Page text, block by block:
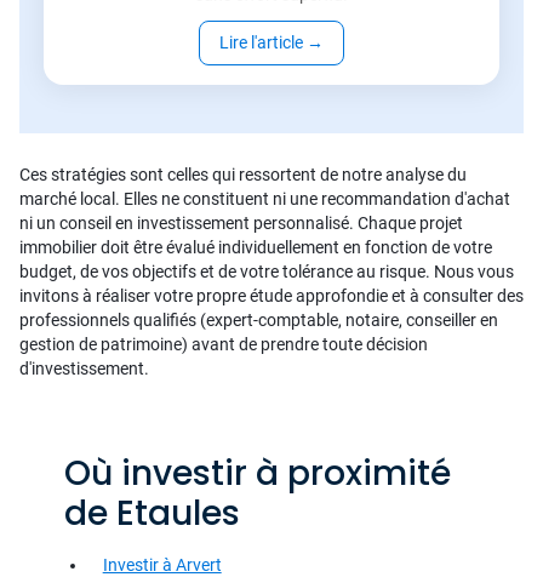
Lire l'article →
Ces stratégies sont celles qui ressortent de notre analyse du
marché local. Elles ne constituent ni une recommandation d'achat
ni un conseil en investissement personnalisé. Chaque projet
immobilier doit être évalué individuellement en fonction de votre
budget, de vos objectifs et de votre tolérance au risque. Nous vous
invitons à réaliser votre propre étude approfondie et à consulter des
professionnels qualifiés (expert-comptable, notaire, conseiller en
gestion de patrimoine) avant de prendre toute décision
d'investissement.
Où investir à proximité
de Etaules
Investir à Arvert